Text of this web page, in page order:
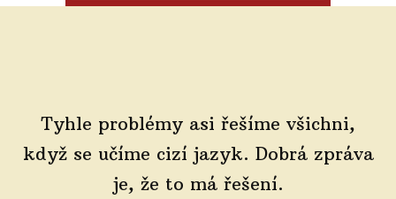
Tyhle problémy asi řešíme všichni,
když se učíme cizí jazyk. Dobrá zpráva
je, že to má řešení.